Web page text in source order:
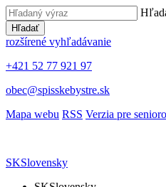
Hľadať
rozšírené vyhľadávanie
+421 52 77 921 97
obec@spisskebystre.sk
Mapa webu RSS Verzia pre
SKSlovensky